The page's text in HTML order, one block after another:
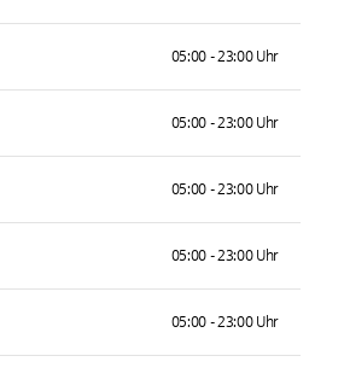
05:00 - 23:00 Uhr
05:00 - 23:00 Uhr
05:00 - 23:00 Uhr
05:00 - 23:00 Uhr
05:00 - 23:00 Uhr